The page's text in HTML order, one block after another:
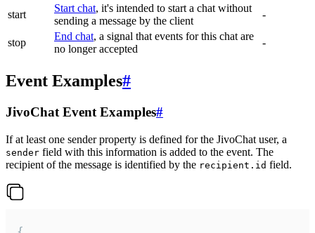
start
Start chat, it's intended to start a chat without
sending a message by the client
-
stop
End chat, a signal that events for this chat are
no longer accepted
-
Event Examples#
JivoChat Event Examples#
If at least one sender property is defined for the JivoChat user, a
sender field with this information is added to the event. The
recipient of the message is identified by the recipient.id field.